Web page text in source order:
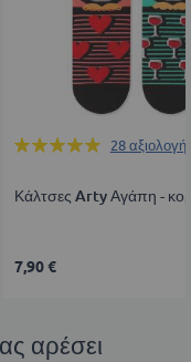
Βαθμολογία:
28
Κάλτσες Arty Αγάπη -
7,90 €
αρέσει